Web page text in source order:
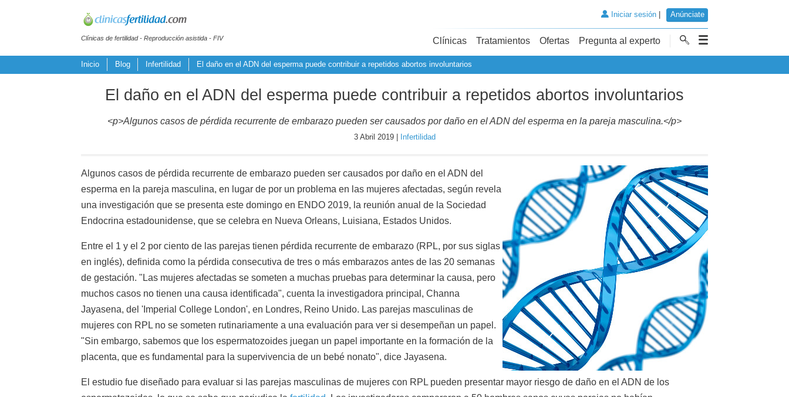
Clínicas de fertilidad - Reproducción asistida - FIV
Iniciar sesión| Anúnciate
Clínicas Tratamientos Ofertas Pregunta al experto
Inicio Blog Infertilidad El daño en el ADN del esperma puede contribuir a repetidos abortos involuntarios
El daño en el ADN del esperma puede contribuir a repetidos abortos involuntarios
<p>Algunos casos de pérdida recurrente de embarazo pueden ser causados por daño en el ADN del esperma en la pareja masculina.</p>
3 Abril 2019 | Infertilidad
Algunos casos de pérdida recurrente de embarazo pueden ser causados por daño en el ADN del
esperma en la pareja masculina, en lugar de por un problema en las mujeres afectadas, según revela
una investigación que se presenta este domingo en ENDO 2019, la reunión anual de la Sociedad
Endocrina estadounidense, que se celebra en Nueva Orleans, Luisiana, Estados Unidos.
Entre el 1 y el 2 por ciento de las parejas tienen pérdida recurrente de embarazo (RPL, por sus siglas
en inglés), definida como la pérdida consecutiva de tres o más embarazos antes de las 20 semanas
de gestación. "Las mujeres afectadas se someten a muchas pruebas para determinar la causa, pero
muchos casos no tienen una causa identificada", cuenta la investigadora principal, Channa
Jayasena, del 'Imperial College London', en Londres, Reino Unido. Las parejas masculinas de
mujeres con RPL no se someten rutinariamente a una evaluación para ver si desempeñan un papel.
"Sin embargo, sabemos que los espermatozoides juegan un papel importante en la formación de la
placenta, que es fundamental para la supervivencia de un bebé nonato", dice Jayasena.
El estudio fue diseñado para evaluar si las parejas masculinas de mujeres con RPL pueden presentar mayor riesgo de daño en el ADN de los